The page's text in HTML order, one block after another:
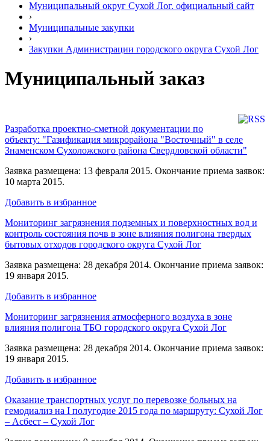
Муниципальный округ Сухой Лог. официальный сайт
›
Муниципальные закупки
›
Закупки Администрации городского округа Сухой Лог
Муниципальный заказ
Разработка проектно-сметной документации по
объекту: "Газификация микрорайона "Восточный" в селе
Знаменском Сухоложского района Свердловской области"
Заявка размещена: 13 февраля 2015. Окончание приема заявок:
10 марта 2015.
Добавить в избранное
Мониторинг загрязнения подземных и поверхностных вод и
контроль состояния почв в зоне влияния полигона твердых
бытовых отходов городского округа Сухой Лог
Заявка размещена: 28 декабря 2014. Окончание приема заявок:
19 января 2015.
Добавить в избранное
Мониторинг загрязнения атмосферного воздуха в зоне
влияния полигона ТБО городского округа Сухой Лог
Заявка размещена: 28 декабря 2014. Окончание приема заявок:
19 января 2015.
Добавить в избранное
Оказание транспортных услуг по перевозке больных на
гемодиализ на I полугодие 2015 года по маршруту: Сухой Лог
– Асбест – Сухой Лог